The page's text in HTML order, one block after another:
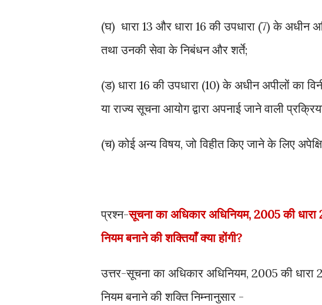
(घ) धारा 13 और धारा 16 की उपधारा (7) के अधीन
तथा उनकी सेवा के निबंधन और शर्ते;
(ड) धारा 16 की उपधारा (10) के अधीन अपीलों का
या राज्य सूचना आयोग द्वारा अपनाई जाने वाली
(च) कोई अन्य विषय, जो विहीत किए जाने के लिए
प्रश्न-सूचना का अधिकार अधिनियम, 2005 की धारा
नियम बनाने की शक्तियाँ क्या होंगी?
उत्तर-सूचना का अधिकार अधिनियम, 2005 की धारा
नियम बनाने की शक्ति निम्नानुसार -